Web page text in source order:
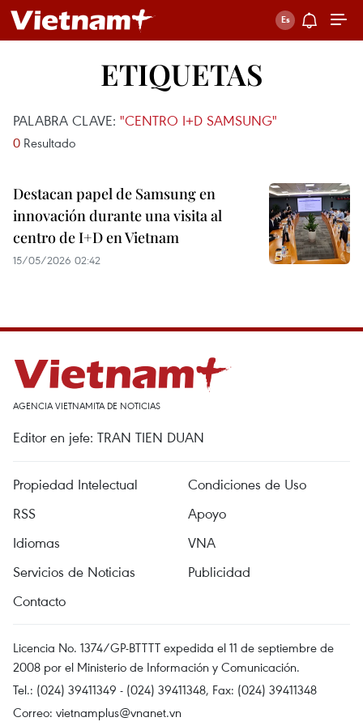
ETIQUETAS
PALABRA CLAVE: "CENTRO I+D SAMSUNG"
0 Resultado
Destacan papel de Samsung en
innovación durante una visita al
centro de I+D en Vietnam
15/05/2026 02:42
AGENCIA VIETNAMITA DE NOTICIAS
Editor en jefe: TRAN TIEN DUAN
Propiedad Intelectual
Condiciones de Uso
RSS
Apoyo
Idiomas
VNA
Servicios de Noticias
Publicidad
Contacto
Licencia No. 1374/GP-BTTTT expedida el 11 de septiembre de
2008 por el Ministerio de Información y Comunicación.
Tel.: (024) 39411349 - (024) 39411348, Fax: (024) 39411348
Correo: vietnamplus@vnanet.vn